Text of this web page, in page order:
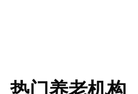
热门养老机构